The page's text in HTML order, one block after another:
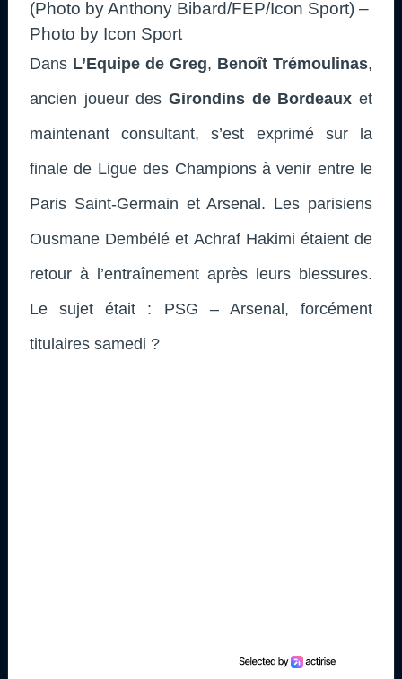
(Photo by Anthony Bibard/FEP/Icon Sport) –
Photo by Icon Sport
Dans L’Equipe de Greg, Benoît Trémoulinas,
ancien joueur des Girondins de Bordeaux et
maintenant consultant,s’est exprimé sur la
finale de Ligue des Champions à venir entre le
Paris Saint-Germain et Arsenal. Les parisiens
Ousmane Dembélé et Achraf Hakimi étaient de
retour à l’entraînement après leurs blessures.
Le sujet était : PSG – Arsenal, forcément
titulaires samedi ?